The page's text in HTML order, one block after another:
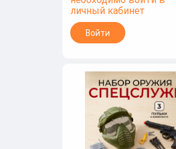
личный кабинет
Войти